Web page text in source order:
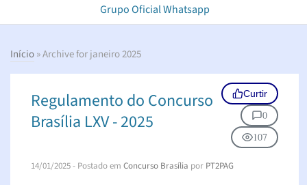
Grupo Oficial Whatsapp
Início» Archive for janeiro 2025
Regulamento do Concurso
Brasília LXV - 2025
Curtir
0
107
14/01/2025- Postado em Concurso Brasília por PT2PAG